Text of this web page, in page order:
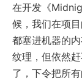
在开发《
候，我们在项
都塞进机器的
纹理，但依然
了，下令把所